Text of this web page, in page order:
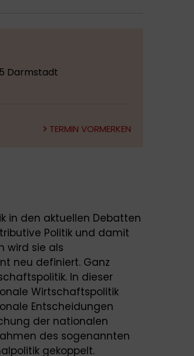
Darmstadt
TERMIN VORMERKEN
in den aktuellen Debatten
Politik und damit
wird sie als
neu definiert. Ganz
In dieser
Wirtschaftspolitik
Entscheidungen
der nationalen
des sogenannten
gekoppelt.